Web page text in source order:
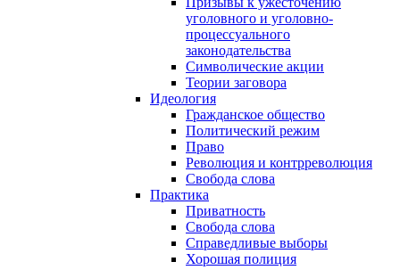
уголовного и уголовно-
процессуального
законодательства
Символические акции
Теории заговора
Идеология
Гражданское общество
Политический режим
Право
Революция и контрреволюция
Свобода слова
Практика
Приватность
Свобода слова
Справедливые выборы
Хорошая полиция